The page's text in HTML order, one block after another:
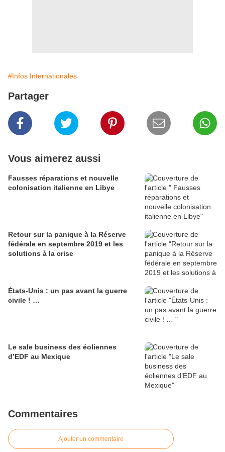
#Infos Internationales
Partager
Vous aimerez aussi
Fausses réparations et nouvelle
colonisation italienne en Libye
Retour sur la panique à la Réserve
fédérale en septembre 2019 et les
solutions à la crise
États-Unis : un pas avant la guerre
civile ! …
Le sale business des éoliennes
d’EDF au Mexique
Commentaires
Ajouter un commentaire